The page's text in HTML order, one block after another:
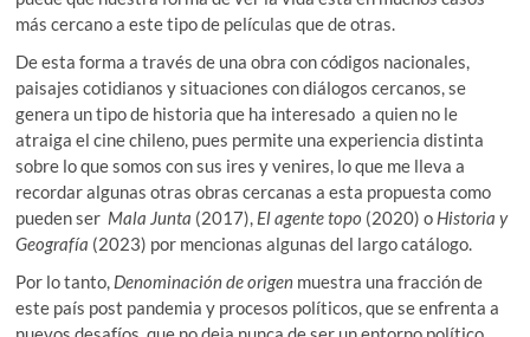
más cercano a este tipo de películas que de otras.
De esta forma a través de una obra con códigos nacionales,
paisajes cotidianos y situaciones con diálogos cercanos, se
genera un tipo de historia que ha interesado a quien no le
atraiga el cine chileno, pues permite una experiencia distinta
sobre lo que somos con sus ires y venires, lo que me lleva a
recordar algunas otras obras cercanas a esta propuesta como
pueden ser Mala Junta (2017), El agente topo (2020) o Historia y
Geografía (2023) por mencionas algunas del largo catálogo.
Por lo tanto, Denominación de origen muestra una fracción de
este país post pandemia y procesos políticos, que se enfrenta a